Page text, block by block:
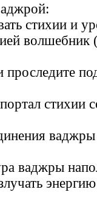
стихии и
волшебник
стихии
ваджры